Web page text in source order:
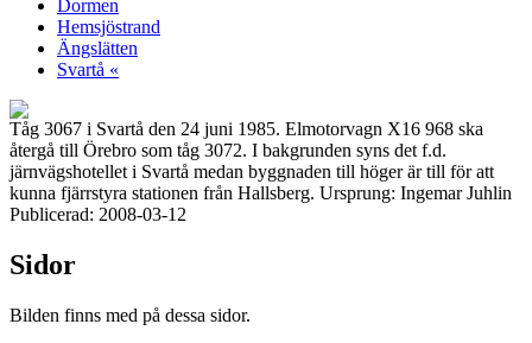
Dormen
Hemsjöstrand
Ängslätten
Svartå «
Tåg 3067 i Svartå den 24 juni 1985. Elmotorvagn X16 968 ska
återgå till Örebro som tåg 3072. I bakgrunden syns det f.d.
järnvägshotellet i Svartå medan byggnaden till höger är till för att
kunna fjärrstyra stationen från Hallsberg. Ursprung: Ingemar Juhlin
Publicerad: 2008-03-12
Sidor
Bilden finns med på dessa sidor.